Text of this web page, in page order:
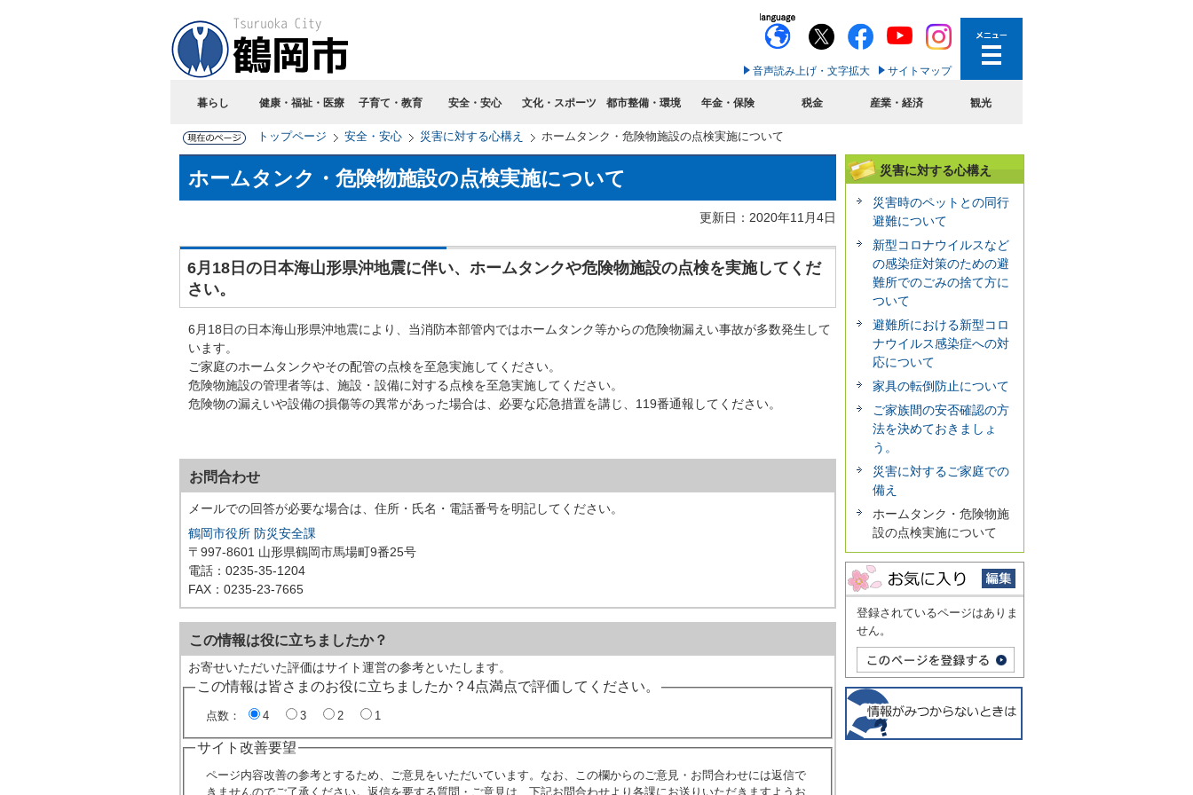
音声読み上げ・文字拡大 サイトマップ
暮らし 健康・福祉・医療 子育て・教育 安全・安心 文化・スポーツ 都市整備・環境 年金・保険 税金 産業・経済 観光
トップページ 安全・安心 災害に対する心構え ホームタンク・危険物施設の点検実施について
ホームタンク・危険物施設の点検実施について
更新日：2020年11月4日
6月18日の日本海山形県沖地震に伴い、ホームタンクや危険物施設の点検を実施してくだ
さい。
6月18日の日本海山形県沖地震により、当消防本部管内ではホームタンク等からの危険物漏えい事故が多数発生して
います。
ご家庭のホームタンクやその配管の点検を至急実施してください。
危険物施設の管理者等は、施設・設備に対する点検を至急実施してください。
危険物の漏えいや設備の損傷等の異常があった場合は、必要な応急措置を講じ、119番通報してください。
お問合わせ
メールでの回答が必要な場合は、住所・氏名・電話番号を明記してください。
鶴岡市役所 防災安全課
〒997-8601 山形県鶴岡市馬場町9番25号
電話：0235-35-1204
FAX：0235-23-7665
この情報は役に立ちましたか？
お寄せいただいた評価はサイト運営の参考といたします。
この情報は皆さまのお役に立ちましたか？4点満点で評価してください。
点数： 4 3 2 1
サイト改善要望
ページ内容改善の参考とするため、ご意見をいただいています。なお、この欄からのご意見・お問合わせには返信で
きませんのでご了承ください。返信を要する質問・ご意見は、下記お問合わせより各課にお送りいただきますようお
災害に対する心構え
災害時のペットとの同行
避難について
新型コロナウイルスなど
の感染症対策のための避
難所でのごみの捨て方に
ついて
避難所における新型コロ
ナウイルス感染症への対
応について
家具の転倒防止について
ご家族間の安否確認の方
法を決めておきましょ
う。
災害に対するご家庭での
備え
ホームタンク・危険物施
設の点検実施について
登録されているページはありま
せん。